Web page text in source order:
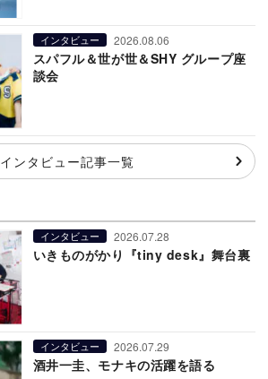
インタビュー 2026.08.06
スパフル＆世が世＆SHY グループ座
談会
インタビュー記事一覧
インタビュー 2026.07.28
いきものがかり『tiny desk』舞台裏
インタビュー 2026.07.29
酒井一圭、モナキの活躍を語る